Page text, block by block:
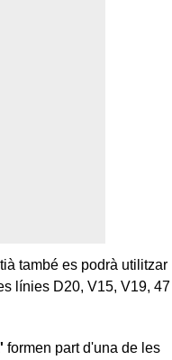
també es podrà utilitzar
línies D20, V15, V19, 47
formen part d'una de les